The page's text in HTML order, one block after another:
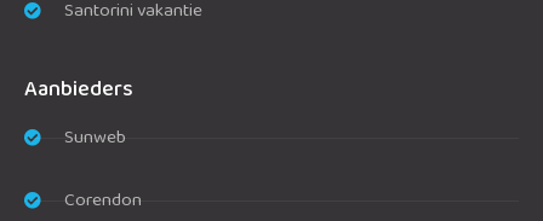
Santorini vakantie
Aanbieders
Sunweb
Corendon